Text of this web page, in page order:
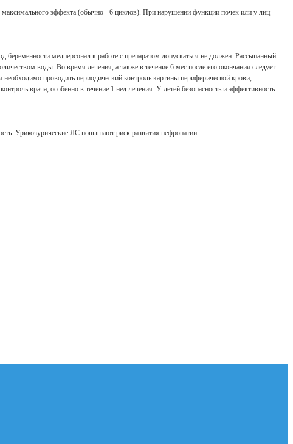
эффекта (обычно - 6 циклов). При нарушении функции почек или у лиц
беременности медперсонал к работе с препаратом допускаться не должен. Рассыпанный
воды. Во время лечения, а также в течение 6 мес после его окончания следует
проводить периодический контроль картины периферической крови,
врача, особенно в течение 1 нед лечения. У детей безопасность и эффективность
Урикозурические ЛС повышают риск развития нефропатии